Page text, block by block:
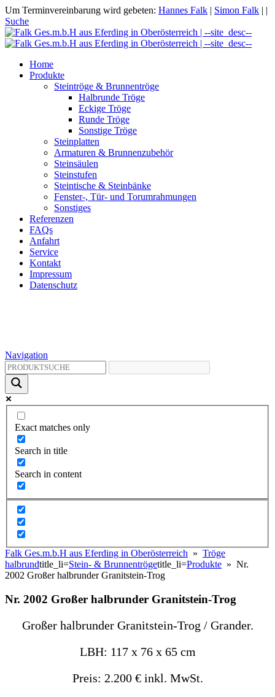
Um Terminvereinbarung wird gebeten: Hannes Falk | Simon Falk | |
Suche
Home
Produkte
Steintröge & Brunnentröge
Halbrunde Tröge
Eckige Tröge
Runde Tröge
Sonstige Tröge
Steinplatten
Armaturen & Brunnenzubehör
Steinsäulen
Steinstufen
Steintische & Steinbänke
Fenster-, Tür- und Torumrahmungen
Sonstiges
Referenzen
FAQs
Anfahrt
Service
Kontakt
Impressum
Datenschutz
Navigation
Exact matches only
Search in title
Search in content
Falk Ges.m.b.H aus Eferding in Oberösterreich » Tröge
halbrundtitle_li=Stein- & Brunnentrögetitle_li=Produkte » Nr.
2002 Großer halbrunder Granitstein-Trog
Nr. 2002 Großer halbrunder Granitstein-Trog
Großer halbrunder Granitstein-Trog / Grander.
LBH: 117 x 76 x 65 cm
Preis: 2.200 € inkl. MwSt.